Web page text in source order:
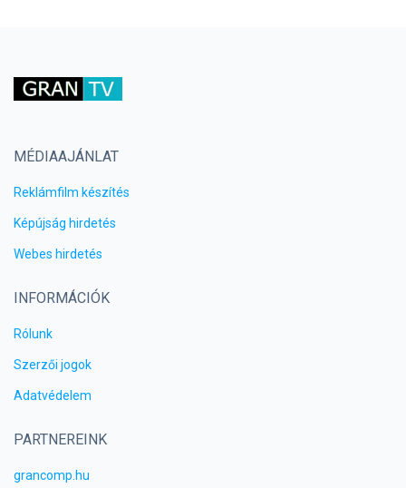
MÉDIAAJÁNLAT
Reklámfilm készítés
Képújság hirdetés
Webes hirdetés
INFORMÁCIÓK
Rólunk
Szerzői jogok
Adatvédelem
PARTNEREINK
grancomp.hu